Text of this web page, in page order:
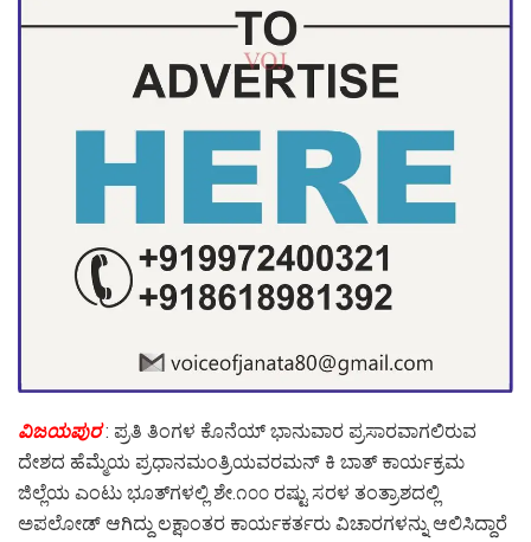
ವಿಜಯಪುರ : ಪ್ರತಿ ತಿಂಗಳ ಕೊನೆಯ್ ಭಾನುವಾರ ಪ್ರಸಾರವಾಗಲಿರುವ
ದೇಶದ ಹೆಮ್ಮೆಯ ಪ್ರಧಾನಮಂತ್ರಿಯವರಮನ್ ಕಿ ಬಾತ್ ಕಾರ್ಯಕ್ರಮ
ಜಿಲ್ಲೆಯ ಎಂಟು ಭೂತ್‌ಗಳಲ್ಲಿ ಶೇ.೧೦೦ ರಷ್ಟು ಸರಳ ತಂತ್ರಾಶದಲ್ಲಿ
ಅಪಲೋಡ್ ಆಗಿದ್ದು ಲಕ್ಷಾಂತರ ಕಾರ್ಯಕರ್ತರು ವಿಚಾರಗಳನ್ನು ಆಲಿಸಿದ್ದಾರೆ